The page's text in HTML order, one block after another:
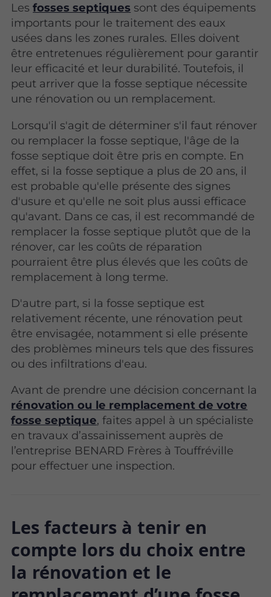
Lesfosses septiques sont des équipements
importants pour le traitement des eaux
usées dans les zones rurales. Elles doivent
être entretenues régulièrement pour garantir
leur efficacité et leur durabilité. Toutefois, il
peut arriver que la fosse septique nécessite
une rénovation ou un remplacement.
Lorsqu'il s'agit de déterminer s'il faut rénover
ou remplacer la fosse septique, l'âge de la
fosse septique doit être pris en compte. En
effet, si la fosse septique a plus de 20 ans, il
est probable qu'elle présente des signes
d'usure et qu'elle ne soit plus aussi efficace
qu'avant. Dans ce cas, il est recommandé de
remplacer la fosse septique plutôt que de la
rénover, car les coûts de réparation
pourraient être plus élevés que les coûts de
remplacement à long terme.
D'autre part, si la fosse septique est
relativement récente, une rénovation peut
être envisagée, notamment si elle présente
des problèmes mineurs tels que des fissures
ou des infiltrations d'eau.
Avant de prendre une décision concernant la
rénovation ou le remplacement de votre
fosse septique, faites appel à un spécialiste
en travaux d’assainissement auprès de
l’entreprise BENARD Frères à Touffréville
pour effectuer une inspection.
Les facteurs à tenir en
compte lors du choix entre
la rénovation et le